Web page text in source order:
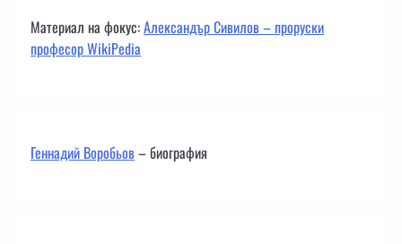
Материал на фокус:Александър Сивилов – проруски
професор WikiPedia
Геннадий Воробьов– биография